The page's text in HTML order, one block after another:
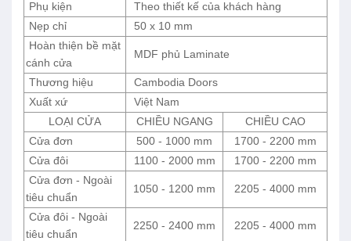
Phụ kiện
Theo thiết kế của khách hàng
Nẹp chỉ
50 x 10 mm
Hoàn thiện bề mặt
cánh cửa
MDF phủ Laminate
Thương hiệu
Cambodia Doors
Xuất xứ
Việt Nam
LOẠI CỬA
CHIỀU NGANG
CHIỀU CAO
Cửa đơn
500 - 1000 mm
1700 - 2200 mm
Cửa đôi
1100 - 2000 mm
1700 - 2200 mm
Cửa đơn - Ngoài
tiêu chuẩn
1050 - 1200 mm 2205 - 4000 mm
Cửa đôi - Ngoài
tiêu chuẩn
2250 - 2400 mm 2205 - 4000 mm